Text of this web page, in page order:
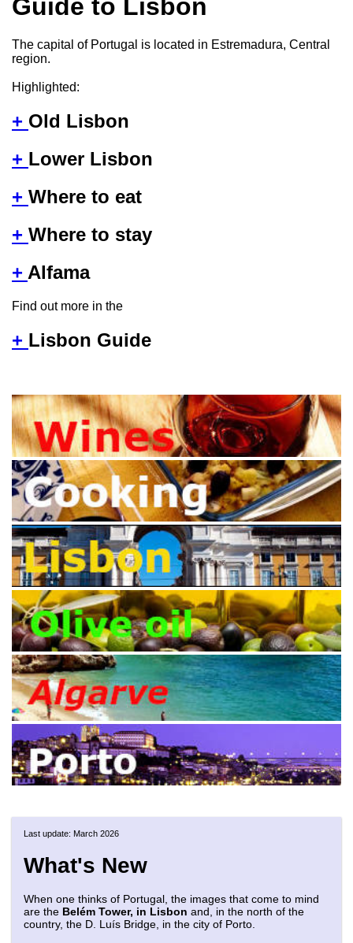
Guide to Lisbon
The capital of Portugal is located in Estremadura, Central
region.
Highlighted:
+ Old Lisbon
+ Lower Lisbon
+ Where to eat
+ Where to stay
+ Alfama
Find out more in the
+ Lisbon Guide
Last update: March 2026
What's New
When one thinks of Portugal, the images that come to mind
are the Belém Tower, in Lisbon and, in the north of the
country, the D. Luís Bridge, in the city of Porto.